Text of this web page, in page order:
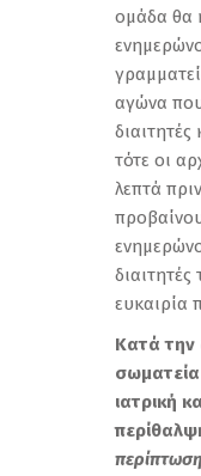
ομάδα θα
αγώνα που
τότε οι
λεπτά
ευκαιρία
Κατά την
σωματεία
ιατρική